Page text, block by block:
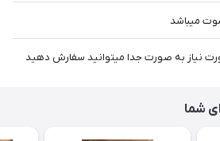
نیاز به صورت جدا میتوانید سفارش دهید
شما